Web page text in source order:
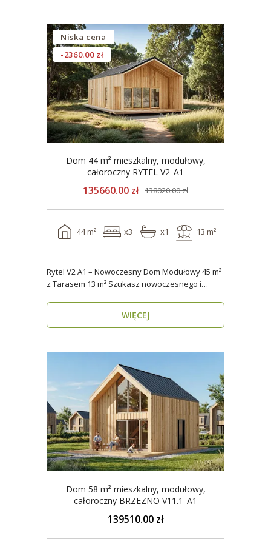
Niska cena
-2360.00 zł
Dom 44 m² mieszkalny, modułowy,
całoroczny RYTEL V2_A1
135660.00 zł 138020.00 zł
44 m² x3 x1 13 m²
Rytel V2 A1 – Nowoczesny Dom Modułowy 45 m²
z Tarasem 13 m² Szukasz nowoczesnego i
WIĘCEJ
Dom 58 m² mieszkalny, modułowy,
całoroczny BRZEZNO V11.1_A1
139510.00 zł